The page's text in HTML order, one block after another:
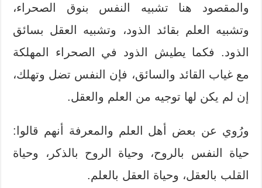
والمقصود هنا تشبيه النفس بنوق الصحراء،
وتشبيه العلم بقائد الذود، وتشبيه العقل بسائق
الذود. فكما يطيش الذود في الصحراء المهلكة
مع غياب القائد والسائق، فإن النفس تضل وتهلك،
إن لم يكن لها توجيه من العلم والعقل.
ورُوي عن بعض أهل العلم والمعرفة أنهم قالوا:
حياة النفس بالروح، وحياة الروح بالذكر، وحياة
القلب بالعقل، وحياة العقل بالعلم.